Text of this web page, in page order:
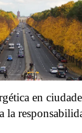
en
la